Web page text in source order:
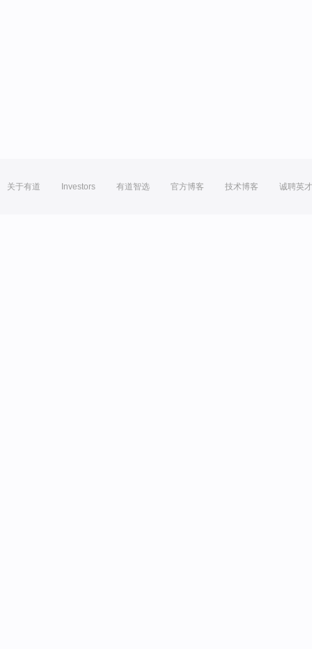
关于有道 Investors 有道智选 官方博客 技术博客 诚聘英才